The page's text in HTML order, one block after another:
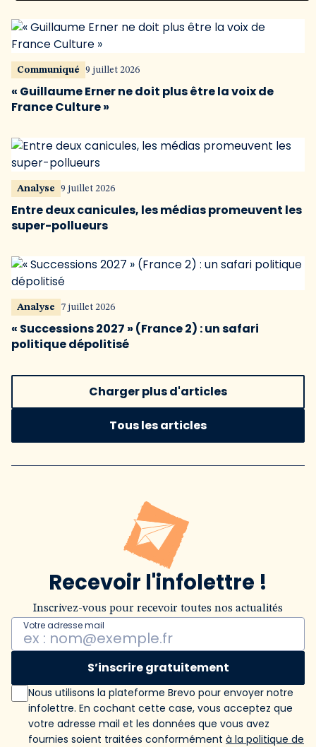
Communiqué 9 juillet 2026
« Guillaume Erner ne doit plus être la voix de
France Culture »
Analyse 9 juillet 2026
Entre deux canicules, les médias promeuvent les
super-pollueurs
Analyse 7 juillet 2026
« Successions 2027 » (France 2) : un safari
politique dépolitisé
Charger plus d'articles
Tous les articles
Recevoir l'infolettre !
Inscrivez-vous pour recevoir toutes nos actualités
Votre adresse mail
S’inscrire gratuitement
Nous utilisons la plateforme Brevo pour envoyer notre
infolettre. En cochant cette case, vous acceptez que
votre adresse mail et les données que vous avez
fournies soient traitées conformément à la politique de